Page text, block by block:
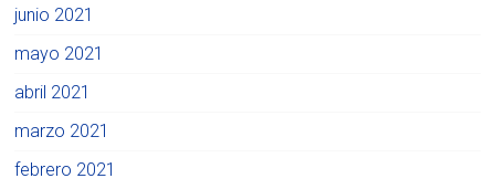
junio 2021
mayo 2021
abril 2021
marzo 2021
febrero 2021